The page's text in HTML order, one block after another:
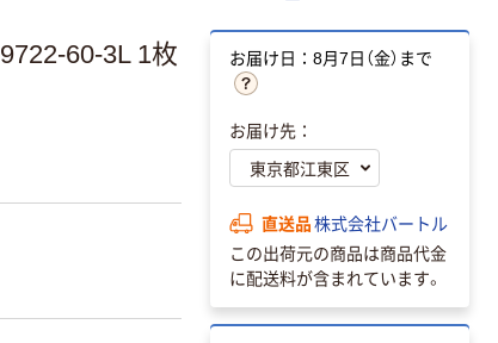
60-3L 1枚
お届け日：8月7日（金）まで
お届け先：
直送品株式会社バートル
この出荷元の商品は商品代金
に配送料が含まれています。